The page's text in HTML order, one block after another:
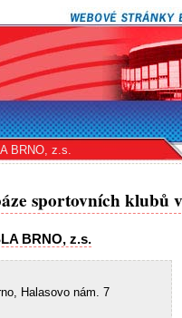
BRNO, z.s.
sportovních klubů
BRNO, z.s.
Halasovo nám. 7